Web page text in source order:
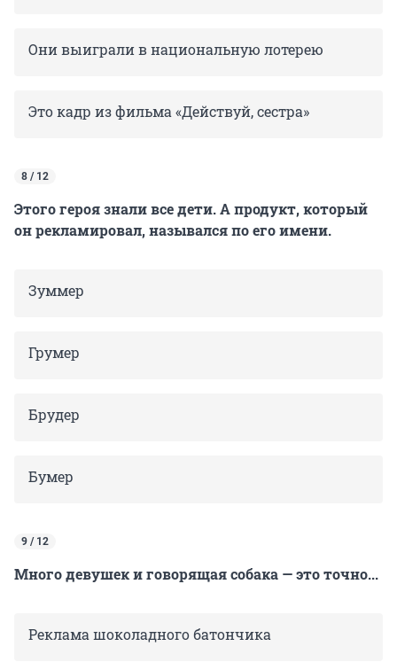
Они выиграли в национальную лотерею
Это кадр из фильма «Действуй, сестра»
8 / 12
Этого героя знали все дети. А продукт, который
он рекламировал, назывался по его имени.
Зуммер
Грумер
Брудер
Бумер
9 / 12
Много девушек и говорящая собака — это точно...
Реклама шоколадного батончика